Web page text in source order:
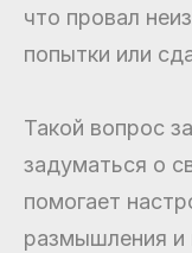
что провал
попытки или
Такой вопрос
задуматься о
помогает
размышления и